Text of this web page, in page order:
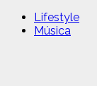
Lifestyle
Música